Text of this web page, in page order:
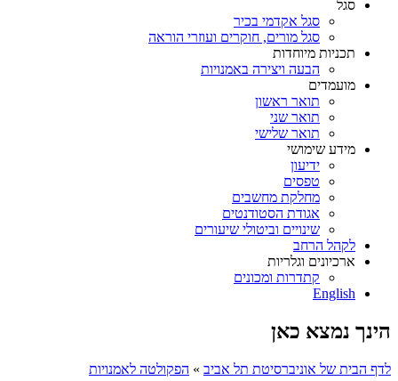
סגל
סגל אקדמי בכיר
סגל מורים, חוקרים ועוזרי הוראה
תכניות מיוחדות
הבעה ויצירה באמנויות
מועמדים
תואר ראשון
תואר שני
תואר שלישי
מידע שימושי
ידיעון
טפסים
מחלקת מחשבים
אגודת הסטודנטים
שינויים וביטולי שיעורים
לקהל הרחב
ארכיונים וגלריות
קתדרות ומכונים
English
הינך נמצא כאן
לדף הבית של אוניברסיטת תל אביב » הפקולטה לאמנויות